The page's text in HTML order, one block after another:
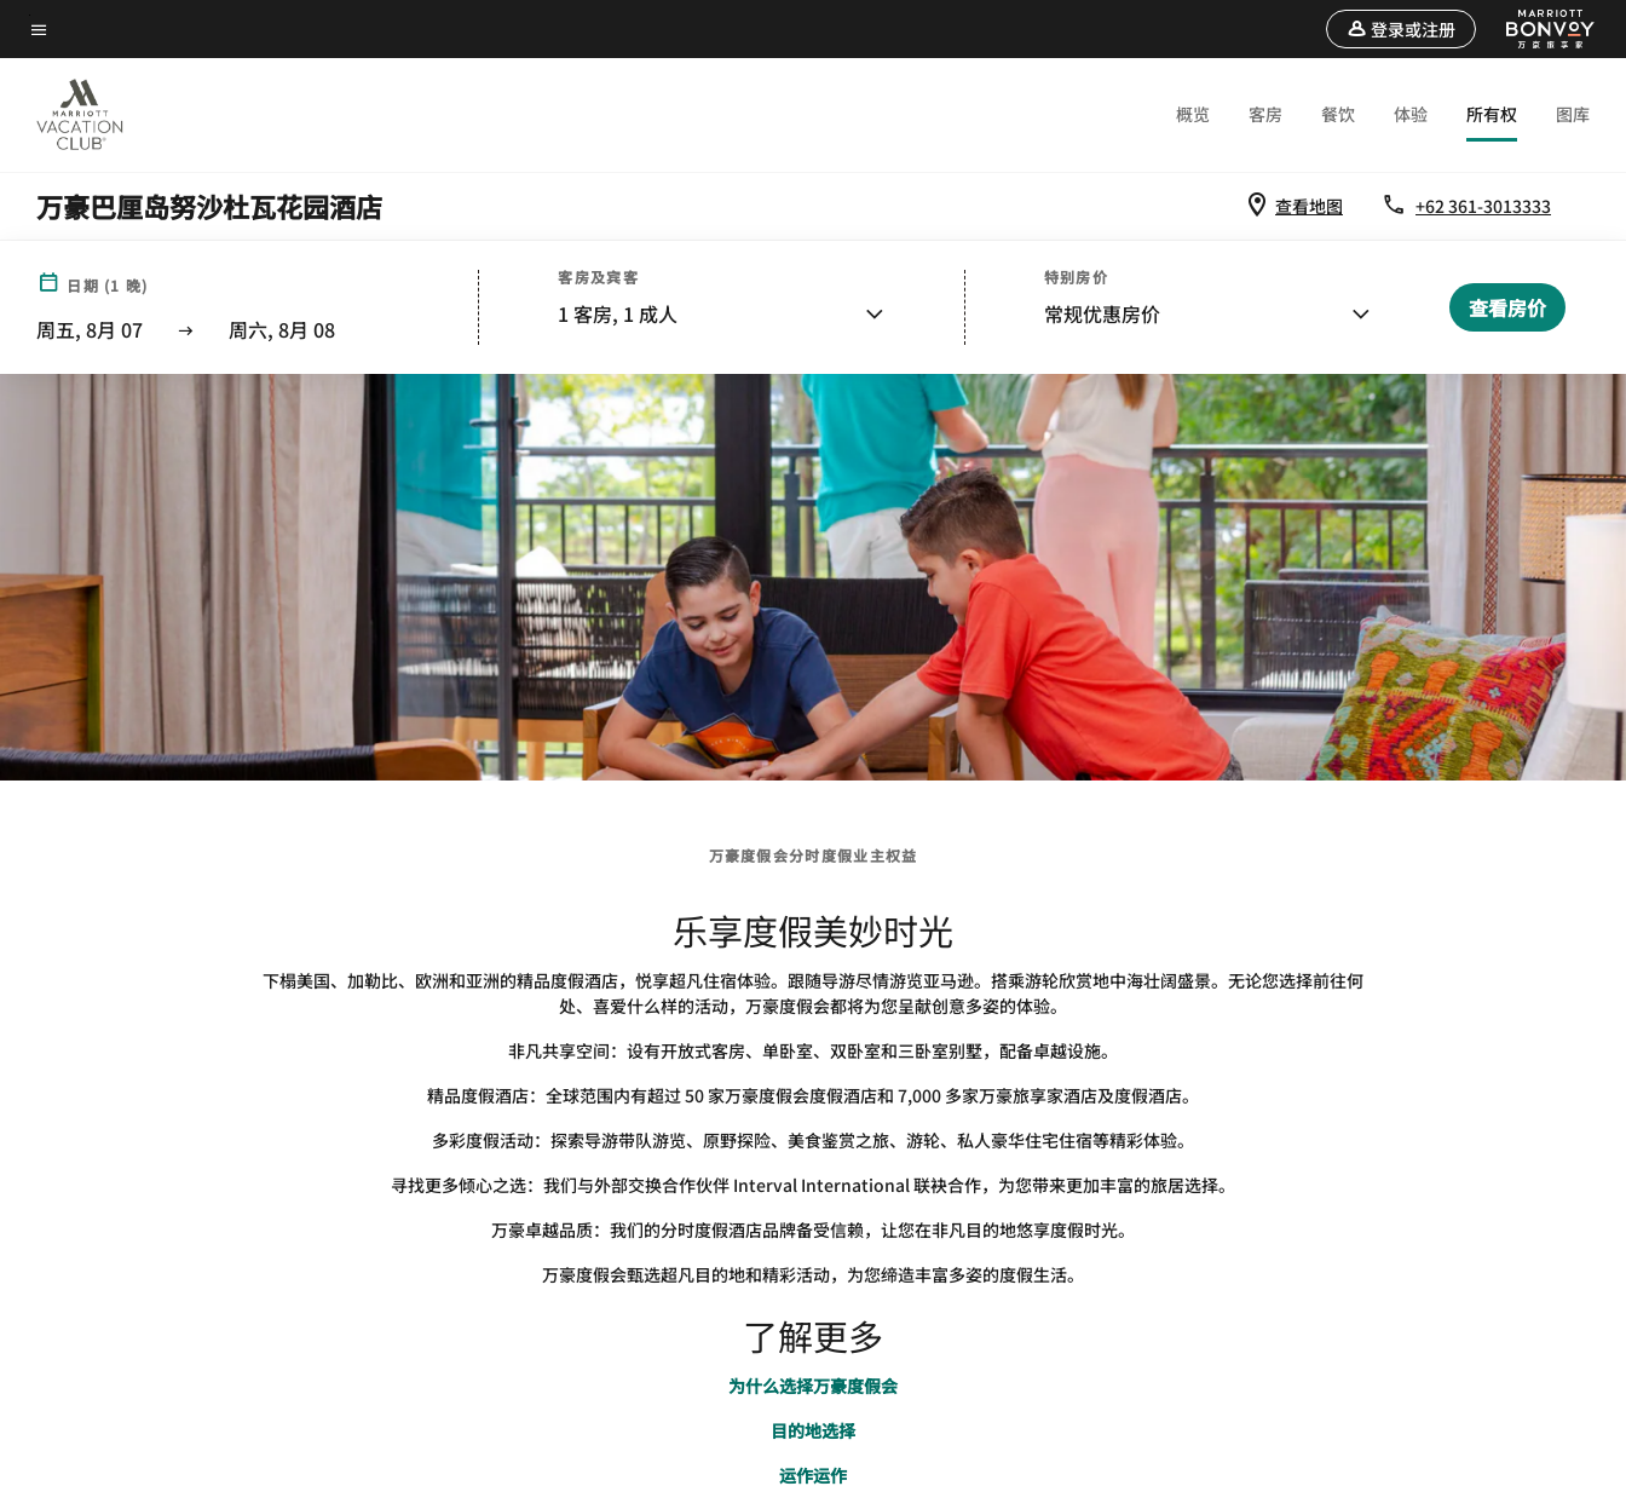
Skip
to
main
content
菜单文本
登录或注册
概览 客房 餐饮 体验 所有权 图库
万豪巴厘岛努沙杜瓦花园酒店 查看地图 +62 361-3013333
日期 (1 晚)
周五, 8月 07 周六, 8月 08
客房及宾客
1 客房, 1 成人
特别房价
常规优惠房价 查看房价
万豪度假会分时度假业主权益
乐享度假美妙时光
下榻美国、加勒比、欧洲和亚洲的精品度假酒店，悦享超凡住宿体验。跟随导游尽情游览亚马逊。搭乘游轮欣赏地中海壮阔盛景。无论您选择前往何
处、喜爱什么样的活动，万豪度假会都将为您呈献创意多姿的体验。
非凡共享空间：设有开放式客房、单卧室、双卧室和三卧室别墅，配备卓越设施。
精品度假酒店：全球范围内有超过 50 家万豪度假会度假酒店和 7,000 多家万豪旅享家酒店及度假酒店。
多彩度假活动：探索导游带队游览、原野探险、美食鉴赏之旅、游轮、私人豪华住宅住宿等精彩体验。
寻找更多倾心之选：我们与外部交换合作伙伴 Interval International 联袂合作，为您带来更加丰富的旅居选择。
万豪卓越品质：我们的分时度假酒店品牌备受信赖，让您在非凡目的地悠享度假时光。
万豪度假会甄选超凡目的地和精彩活动，为您缔造丰富多姿的度假生活。
了解更多
为什么选择万豪度假会
目的地选择
运作运作